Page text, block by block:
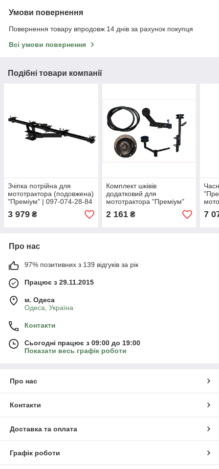
Умови повернення
Повернення товару впродовж 14 днів за рахунок покупця
Всі умови повернення
Подібні товари компанії
Зчіпка потрійна для
мототрактора (подовжена)
"Преміум" | 097-074-28-84
3 979 ₴
Комплект шківів
додатковий для
мототрактора "Преміум"
(без гідравліки, хутро.
Роз'єднання копійки +
2 161₴ 7
Про нас
97% позитивних з 139 відгуків за рік
Працює з 29.11.2015
м. Одеса
Одеса, Україна
Контакти
Сьогодні працює з 09:00 до 19:00
Показати весь графік роботи
Про нас
Контакти
Доставка та оплата
Графік роботи